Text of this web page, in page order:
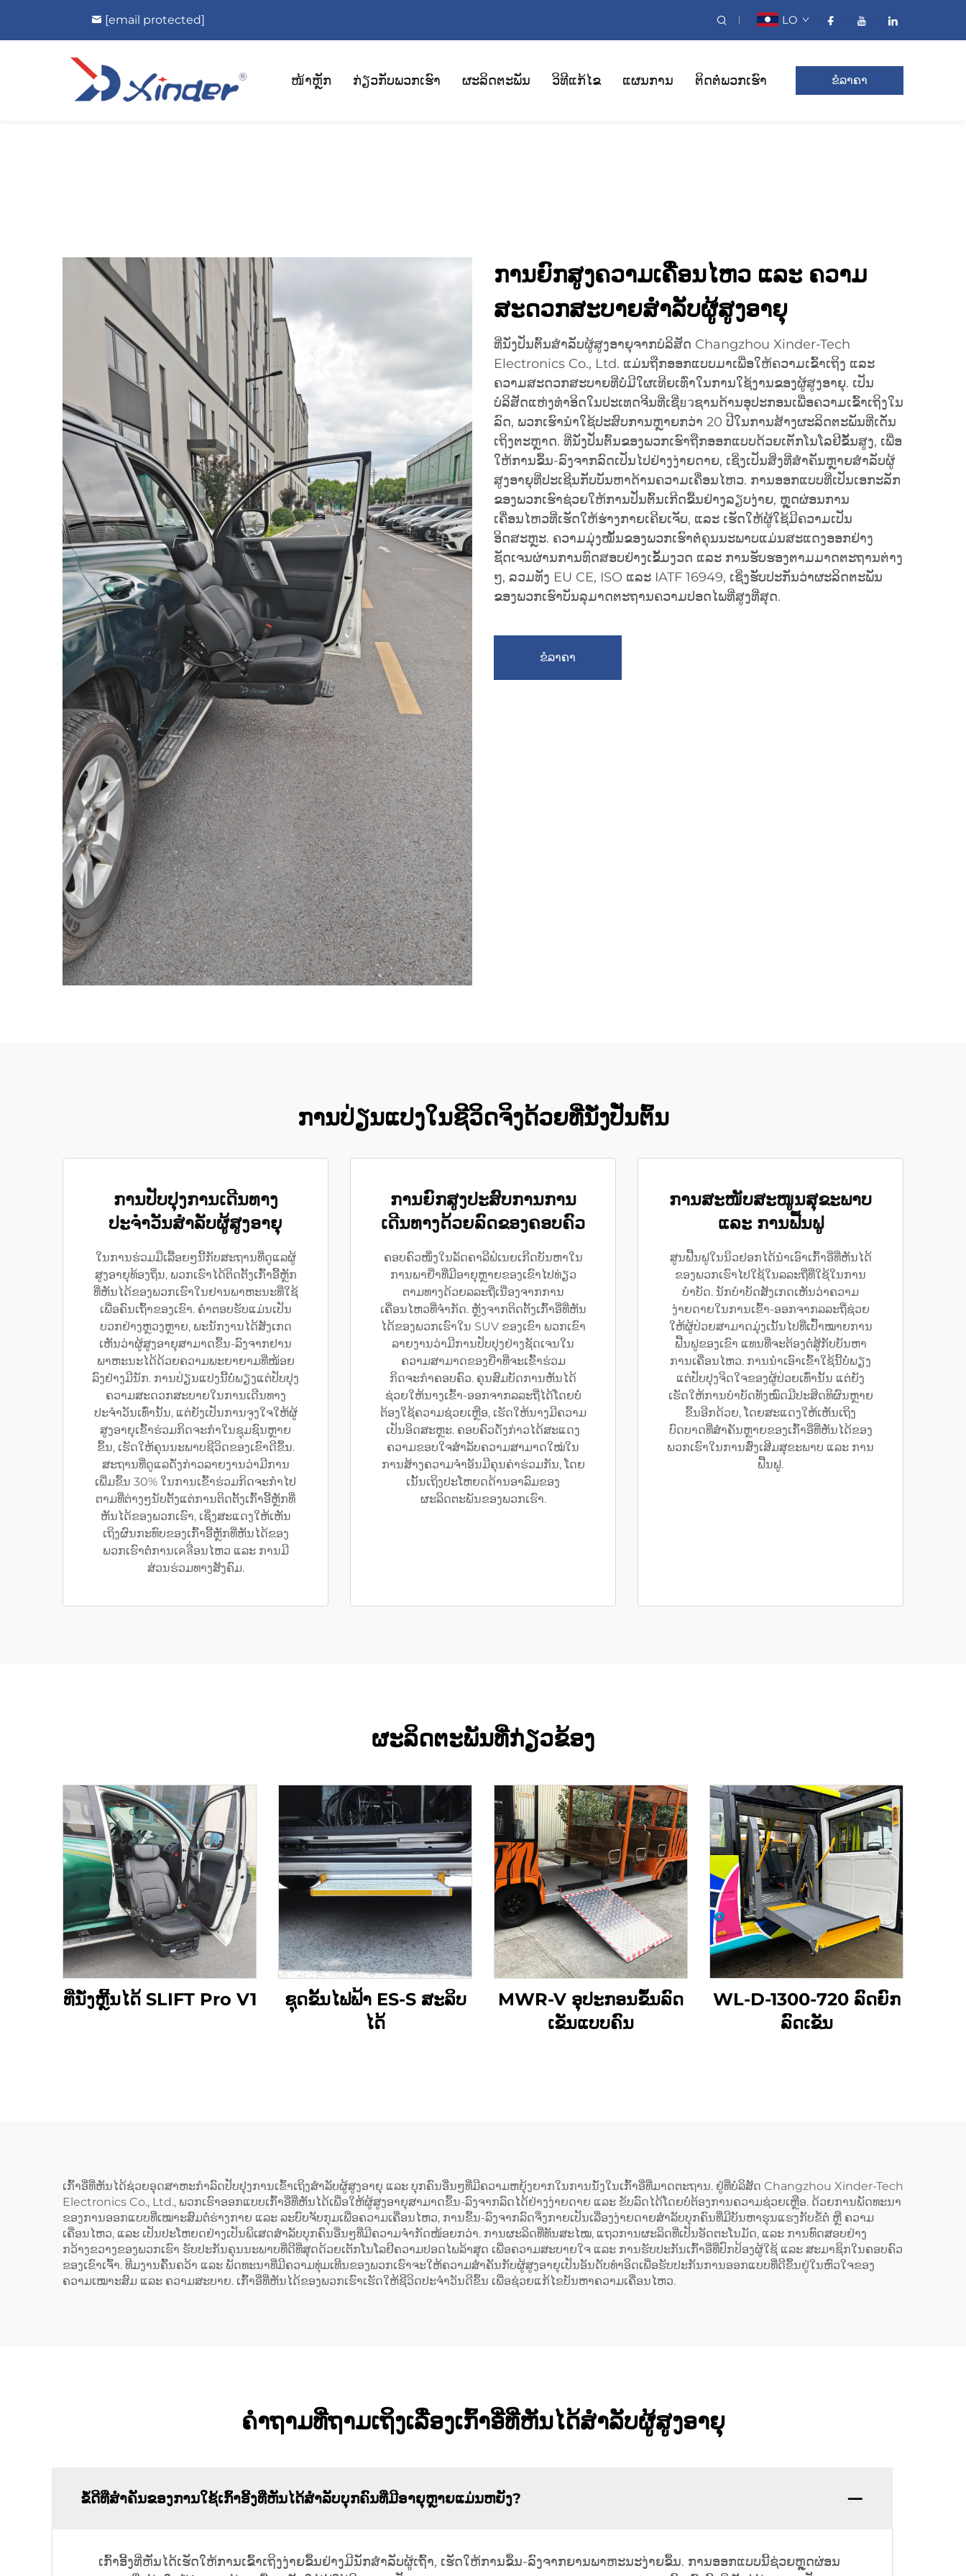
[email protected] LO
ໜ້າຫຼັກ ກ່ຽວກັບພວກເຮົາ ຜະລິດຕະພັນ ວິທີແກ້ໄຂ ແຜນການ ຕິດຕໍ່ພວກເຮົາ ຂໍລາຄາ
ການຍົກສູງຄວາມເຄື່ອນໄຫວ ແລະ ຄວາມ
ສະດວກສະບາຍສຳລັບຜູ້ສູງອາຍຸ
ທີ່ນັ່ງປັ່ນຕົ້ນສຳລັບຜູ້ສູງອາຍຸຈາກບໍລິສັດ Changzhou Xinder-Tech
Electronics Co., Ltd. ແມ່ນຖືກອອກແບບມາເພື່ອໃຫ້ຄວາມເຂົ້າເຖິງ ແລະ
ຄວາມສະດວກສະບາຍທີ່ບໍ່ມີໃຜເທີຍເທົ່າໃນການໃຊ້ງານຂອງຜູ້ສູງອາຍຸ. ເປັນ
ບໍລິສັດແຫ່ງທຳອິດໃນປະເທດຈີນທີ່ເຊີ່ยวຊານດ້ານອຸປະກອນເພື່ອຄວາມເຂົ້າເຖິງໃນ
ລົດ, ພວກເຮົານຳໃຊ້ປະສົບການຫຼາຍກວ່າ 20 ປີໃນການສ້າງຜະລິດຕະພັນທີ່ເດັ່ນ
ເຖິງຕະຫຼາດ. ທີ່ນັ່ງປັ່ນຕົ້ນຂອງພວກເຮົາຖືກອອກແບບດ້ວຍເຕັກໂນໂລຢີຂັ້ນສູງ, ເພື່ອ
ໃຫ້ການຂຶ້ນ-ລົງຈາກລົດເປັນໄປຢ່າງງ່າຍດາຍ, ເຊິ່ງເປັນສິ່ງທີ່ສຳຄັນຫຼາຍສຳລັບຜູ້
ສູງອາຍຸທີ່ປະເຊີນກັບບັນຫາດ້ານຄວາມເຄື່ອນໄຫວ. ການອອກແບບທີ່ເປັນເອກະລັກ
ຂອງພວກເຮົາຊ່ວຍໃຫ້ການປັ່ນຕົ້ນເກີດຂື້ນຢ່າງລຽບງ່າຍ, ຫຼຸດຜ່ອນການ
ເຄື່ອນໄຫວທີ່ເຮັດໃຫ້ຮ່າງກາຍເຄີຍເຈັບ, ແລະ ເຮັດໃຫ້ຜູ້ໃຊ້ມີຄວາມເປັນ
ອິດສະຫຼະ. ຄວາມມຸ່ງໝັ້ນຂອງພວກເຮົາຕໍ່ຄຸນນະພາບແມ່ນສະແດງອອກຢ່າງ
ຊັດເຈນຜ່ານການທົດສອບຢ່າງເຂັ້ມງວດ ແລະ ການຮັບຮອງຕາມມາດຕະຖານຕ່າງ
ໆ, ລວມທັງ EU CE, ISO ແລະ IATF 16949, ເຊິ່ງຮັບປະກັນວ່າຜະລິດຕະພັນ
ຂອງພວກເຮົາບັນລຸມາດຕະຖານຄວາມປອດໄພທີ່ສູງທີ່ສຸດ.
ຂໍລາຄາ
ການປ່ຽນແປງໃນຊີວິດຈິງດ້ວຍທີ່ນັ່ງປັ່ນຕົ້ນ
ການປັບປຸງການເດີນທາງ
ປະຈຳວັນສຳລັບຜູ້ສູງອາຍຸ
ໃນການຮ່ວມມືເລື້ອຍໆນີ້ກັບສະຖານທີ່ດູແລຜູ້
ສູງອາຍຸທ້ອງຖິ່ນ, ພວກເຮົາໄດ້ຕິດຕັ້ງເກົ້າອີ້ຫຼັກ
ທີ່ຫັນໄດ້ຂອງພວກເຮົາໃນຢານພາຫະນະທີ່ໃຊ້
ເພື່ອຄົນເຖົ້າຂອງເຂົາ. ຄຳຕອບຮັບແມ່ນເປັນ
ບວກຢ່າງຫຼວງຫຼາຍ, ພະນັກງານໄດ້ສັງເກດ
ເຫັນວ່າຜູ້ສູງອາຍຸສາມາດຂຶ້ນ-ລົງຈາກຢານ
ພາຫະນະໄດ້ດ້ວຍຄວາມພະຍາຍາມທີ່ໜ້ອຍ
ລົງຢ່າງມີນັກ. ການປ່ຽນແປງນີ້ບໍ່ພຽງແຕ່ປັບປຸງ
ຄວາມສະດວກສະບາຍໃນການເດີນທາງ
ປະຈຳວັນເທົ່ານັ້ນ, ແຕ່ຍັງເປັນການຈູງໃຈໃຫ້ຜູ້
ສູງອາຍຸເຂົ້າຮ່ວມກິດຈະກຳໃນຊຸມຊົນຫຼາຍ
ຂຶ້ນ, ເຮັດໃຫ້ຄຸນນະພາບຊີວິດຂອງເຂົາດີຂຶ້ນ.
ສະຖານທີ່ດູແລດັ່ງກ່າວລາຍງານວ່າມີການ
ເພີ່ມຂຶ້ນ 30% ໃນການເຂົ້າຮ່ວມກິດຈະກຳໄປ
ຕາມທີ່ຕ່າງໆນັບຕັ້ງແຕ່ການຕິດຕັ້ງເກົ້າອີ້ຫຼັກທີ່
ຫັນໄດ້ຂອງພວກເຮົາ, ເຊິ່ງສະແດງໃຫ້ເຫັນ
ເຖິງຜົນກະທົບຂອງເກົ້າອີ້ຫຼັກທີ່ຫັນໄດ້ຂອງ
ພວກເຮົາຕໍ່ການເคลື່ອນໄຫວ ແລະ ການມີ
ສ່ວນຮ່ວມທາງສັງຄົມ.
ການຍົກສູງປະສົບການການ
ເດີນທາງດ້ວຍລົດຂອງຄອບຄົວ
ຄອບຄົວໜຶ່ງໃນລັດຄາລີຟໍເນຍເກີດບັນຫາໃນ
ການພາຍີ່າທີ່ມີອາຍຸຫຼາຍຂອງເຂົາໄປທ່ຽວ
ຕາມທາງດ້ວຍລລະຖີ່ເນື່ອງຈາກການ
ເຄື່ອນໄຫວທີ່ຈຳກັດ. ຫຼັງຈາກຕິດຕັ້ງເກົ້າອີ່ທີ່ຫັນ
ໄດ້ຂອງພວກເຮົາໃນ SUV ຂອງເຂົາ ພວກເຂົາ
ລາຍງານວ່າມີການປັບປຸງຢ່າງຊັດເຈນໃນ
ຄວາມສາມາດຂອງຍີ່າທີ່ຈະເຂົ້າຮ່ວມ
ກິດຈະກຳຄອບຄົວ. ຄຸນສົມບັດການຫັນໄດ້
ຊ່ວຍໃຫ້ນາງເຂົ້າ-ອອກຈາກລລະຖີ່ໄດ້ໂດຍບໍ່
ຕ້ອງໃຊ້ຄວາມຊ່ວຍເຫຼືອ, ເຮັດໃຫ້ນາງມີຄວາມ
ເປັນອິດສະຫຼະ. ຄອບຄົວດັ່ງກ່າວໄດ້ສະແດງ
ຄວາມຂອບໃຈສຳລັບຄວາມສາມາດໃໝ່ໃນ
ການສ້າງຄວາມຈຳອັນມີຄຸນຄ່າຮ່ວມກັນ, ໂດຍ
ເນັ້ນເຖິງປະໂຫຍດດ້ານອາລົມຂອງ
ຜະລິດຕະພັນຂອງພວກເຮົາ.
ການສະໜັບສະໜູນສຸຂະພາບ
ແລະ ການຟື້ນຟູ
ສູນຟື້ນຟູໃນນິວຢອກໄດ້ນຳເອົາເກົ້າອີ່ທີ່ຫັນໄດ້
ຂອງພວກເຮົາໄປໃຊ້ໃນລລະຖີ່ທີ່ໃຊ້ໃນການ
ບຳບັດ. ນັກບຳບັດສັງເກດເຫັນວ່າຄວາມ
ງ່າຍດາຍໃນການເຂົ້າ-ອອກຈາກລລະຖີ່ຊ່ວຍ
ໃຫ້ຜູ້ປ່ວຍສາມາດມຸ່ງເນັ້ນໄປທີ່ເປົ້າໝາຍການ
ຟື້ນຟູຂອງເຂົາ ແທນທີ່ຈະຕ້ອງຕໍ່ສູ້ກັບບັນຫາ
ການເຄື່ອນໄຫວ. ການນຳເອົາເຂົ້າໃຊ້ນີ້ບໍ່ພຽງ
ແຕ່ປັບປຸງຈິດໃຈຂອງຜູ້ປ່ວຍເທົ່ານັ້ນ ແຕ່ຍັງ
ເຮັດໃຫ້ການບຳບັດທັງໝົດມີປະສິດທິຜົນຫຼາຍ
ຂຶ້ນອີກດ້ວຍ, ໂດຍສະແດງໃຫ້ເຫັນເຖິງ
ບົດບາດທີ່ສຳຄັນຫຼາຍຂອງເກົ້າອີ່ທີ່ຫັນໄດ້ຂອງ
ພວກເຮົາໃນການສົ່ງເສີມສຸຂະພາບ ແລະ ການ
ຟື້ນຟູ.
ຜະລິດຕະພັນທີ່ກ່ຽວຂ້ອງ
ທີ່ນັ່ງຫຼີ້ນໄດ້ SLIFT Pro V1
ຊຸດຂັ້ນໄຟຟ້າ ES-S ສະລິບ
ໄດ້
MWR-V ອຸປະກອນຂຶ້ນລົດ
ເຂັນແບບຄົນ
WL-D-1300-720 ລົດຍົກ
ລົດເຂັນ
ເກົ້າອີ່ທີ່ຫັນໄດ້ຊ່ວຍອຸດສາຫະກຳລົດປັບປຸງການເຂົ້າເຖິງສຳລັບຜູ້ສູງອາຍຸ ແລະ ບຸກຄົນອື່ນໆທີ່ມີຄວາມຫຍຸ້ງຍາກໃນການນັ່ງໃນເກົ້າອີ່ທີ່ມາດຕະຖານ. ຢູ່ທີ່ບໍລິສັດ Changzhou Xinder-Tech
Electronics Co., Ltd., ພວກເຮົາອອກແບບເກົ້າອີ່ທີ່ຫັນໄດ້ເພື່ອໃຫ້ຜູ້ສູງອາຍຸສາມາດຂຶ້ນ-ລົງຈາກລົດໄດ້ຢ່າງງ່າຍດາຍ ແລະ ຂັບລົດໄດ້ໂດຍບໍ່ຕ້ອງການຄວາມຊ່ວຍເຫຼືອ. ດ້ວຍການພັດທະນາ
ຂອງການອອກແບບທີ່ເໝາະສົມຕໍ່ຮ່າງກາຍ ແລະ ລະບົບຈັບກຸມເພື່ອຄວາມເຄື່ອນໄຫວ, ການຂຶ້ນ-ລົງຈາກລົດຈຶ່ງກາຍເປັນເລື່ອງງ່າຍດາຍສຳລັບບຸກຄົນທີ່ມີບັນຫາຮຸນແຮງກັບຂໍ້ຕໍ່ ຫຼື ຄວາມ
ເຄື່ອນໄຫວ, ແລະ ເປັນປະໂຫຍດຢ່າງເປັນພິເສດສຳລັບບຸກຄົນອື່ນໆທີ່ມີຄວາມຈຳກັດໜ້ອຍກວ່າ. ການຜະລິດທີ່ທັນສະໄໝ, ແຖວການຜະລິດທີ່ເປັນອັດຕະໂນມັດ, ແລະ ການທົດສອບຢ່າງ
ກວ້າງຂວາງຂອງພວກເຮົາ ຮັບປະກັນຄຸນນະພາບທີ່ດີທີ່ສຸດດ້ວຍເຕັກໂນໂລຢີຄວາມປອດໄພລ້າສຸດ ເພື່ອຄວາມສະບາຍໃຈ ແລະ ການຮັບປະກັນເກົ້າອີ່ທີ່ປົກປ້ອງຜູ້ໃຊ້ ແລະ ສະມາຊິກໃນຄອບຄົວ
ຂອງເຂົາເຈົ້າ. ທີມງານຄົ້ນຄວ້າ ແລະ ພັດທະນາທີ່ມີຄວາມທຸ່ມເທີນຂອງພວກເຮົາຈະໃຫ້ຄວາມສຳຄັນກັບຜູ້ສູງອາຍຸເປັນອັນດັບທຳອິດເພື່ອຮັບປະກັນການອອກແບບທີ່ດີຂຶ້ນຢູ່ໃນຫົວໃຈຂອງ
ຄວາມເໝາະສົມ ແລະ ຄວາມສະບາຍ. ເກົ້າອີ່ທີ່ຫັນໄດ້ຂອງພວກເຮົາເຮັດໃຫ້ຊີວິດປະຈຳວັນດີຂຶ້ນ ເພື່ອຊ່ວຍແກ້ໄຂບັນຫາຄວາມເຄື່ອນໄຫວ.
ຄຳຖາມທີ່ຖາມເຖິງເລື່ອງເກົ້າອີ່ທີ່ຫັນໄດ້ສຳລັບຜູ້ສູງອາຍຸ
ຂໍ້ດີທີ່ສຳຄັນຂອງການໃຊ້ເກົ້າອີ້ງທີ່ຫັນໄດ້ສຳລັບບຸກຄົນທີ່ມີອາຍຸຫຼາຍແມ່ນຫຍັງ?
ເກົ້າອີ້ງທີ່ຫັນໄດ້ເຮັດໃຫ້ການເຂົ້າເຖິງງ່າຍຂຶ້ນຢ່າງມີນັກສຳລັບຜູ້ເຖົ້າ, ເຮັດໃຫ້ການຂຶ້ນ-ລົງຈາກຍານພາຫະນະງ່າຍຂຶ້ນ. ການອອກແບບນີ້ຊ່ວຍຫຼຸດຜ່ອນ